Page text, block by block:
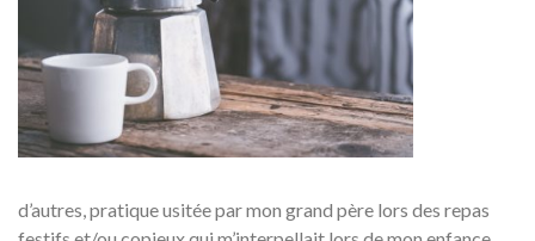
d’autres, pratique usitée par mon grand père lors des repas